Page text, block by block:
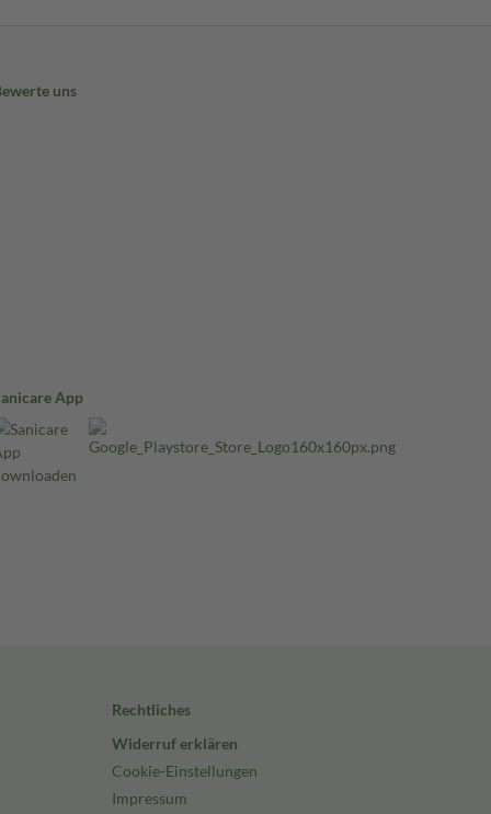
uns
App
Rechtliches
Widerruf erklären
Cookie-Einstellungen
Impressum